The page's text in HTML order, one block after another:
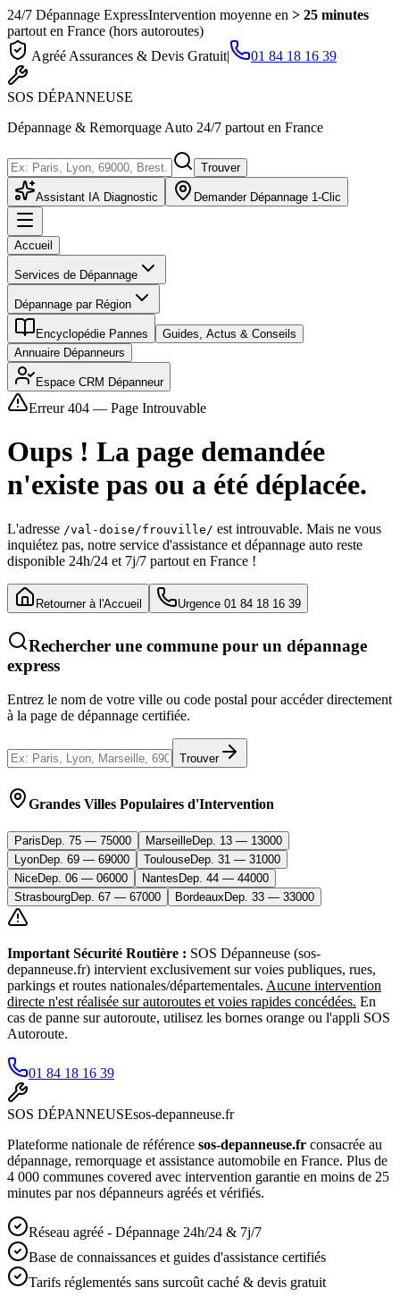
24/7 Dépannage ExpressIntervention moyenne en > 25 minutes
partout en France (hors autoroutes)
Agréé Assurances & Devis Gratuit| 01 84 18 16 39
SOS DÉPANNEUSE
Dépannage & Remorquage Auto 24/7 partout en France
Trouver
Assistant IA Diagnostic Demander Dépannage 1-Clic
Accueil
Services de Dépannage
Dépannage par Région
Encyclopédie Pannes
Guides, Actus & Conseils
Annuaire Dépanneurs
Espace CRM Dépanneur
Erreur 404 — Page Introuvable
Oups ! La page demandée
n'existe pas ou a été déplacée.
L'adresse /val-doise/frouville/ est introuvable. Mais ne vous
inquiétez pas, notre service d'assistance et dépannage auto reste
disponible 24h/24 et 7j/7 partout en France !
Retourner à l'Accueil Urgence 01 84 18 16 39
Rechercher une commune pour un dépannage
express
Entrez le nom de votre ville ou code postal pour accéder directement
à la page de dépannage certifiée.
Trouver
Grandes Villes Populaires d'Intervention
Paris Dep. 75 — 75000 MarseilleDep. 13 — 13000
LyonDep. 69 — 69000 ToulouseDep. 31 — 31000
NiceDep. 06 — 06000 Nantes Dep. 44 — 44000
StrasbourgDep. 67 — 67000 Bordeaux Dep. 33 — 33000
Important Sécurité Routière : SOS Dépanneuse (sos-
depanneuse.fr) intervient exclusivement sur voies publiques, rues,
parkings et routes nationales/départementales. Aucune intervention
directe n'est réalisée sur autoroutes et voies rapides concédées. En
cas de panne sur autoroute, utilisez les bornes orange ou l'appli SOS
Autoroute.
01 84 18 16 39
SOS DÉPANNEUSEsos-depanneuse.fr
Plateforme nationale de référence sos-depanneuse.fr consacrée au
dépannage, remorquage et assistance automobile en France. Plus de
4 000 communes covered avec intervention garantie en moins de 25
minutes par nos dépanneurs agréés et vérifiés.
Réseau agréé - Dépannage 24h/24 & 7j/7
Base de connaissances et guides d'assistance certifiés
Tarifs réglementés sans surcoût caché & devis gratuit